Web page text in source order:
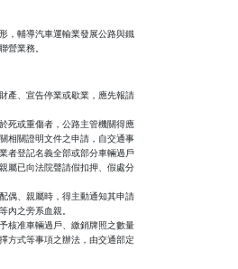
，輔導汽車運輸業發展公路與鐵
營業務。
產、宣告停業或歇業，應先報請
死或重傷者，公路主管機關得應
相關證明文件之申請，自交通事
者登記名義全部或部分車輛過戶
屬已向法院聲請假扣押、假處分
偶、親屬時，得主動通知其申請
內之旁系血親。
核准車輛過戶、繳銷牌照之數量
方式等事項之辦法，由交通部定